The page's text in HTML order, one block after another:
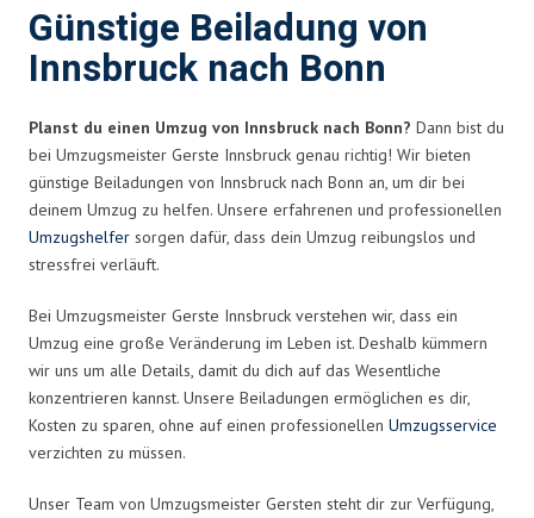
Günstige Beiladung von
Innsbruck nach Bonn
Planst du einen Umzug von Innsbruck nach Bonn? Dann bist du
bei Umzugsmeister Gerste Innsbruck genau richtig! Wir bieten
günstige Beiladungen von Innsbruck nach Bonn an, um dir bei
deinem Umzug zu helfen. Unsere erfahrenen und professionellen
Umzugshelfer sorgen dafür, dass dein Umzug reibungslos und
stressfrei verläuft.
Bei Umzugsmeister Gerste Innsbruck verstehen wir, dass ein
Umzug eine große Veränderung im Leben ist. Deshalb kümmern
wir uns um alle Details, damit du dich auf das Wesentliche
konzentrieren kannst. Unsere Beiladungen ermöglichen es dir,
Kosten zu sparen, ohne auf einen professionellen Umzugsservice
verzichten zu müssen.
Unser Team von Umzugsmeister Gersten steht dir zur Verfügung,